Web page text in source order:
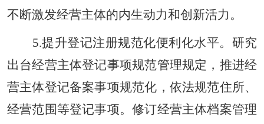
不断激发经营主体的内生动力和创新活力。
5.提升登记注册规范化便利化水平。研究
出台经营主体登记事项规范管理规定，推进经
营主体登记备案事项规范化，依法规范住所、
经营范围等登记事项。修订经营主体档案管理